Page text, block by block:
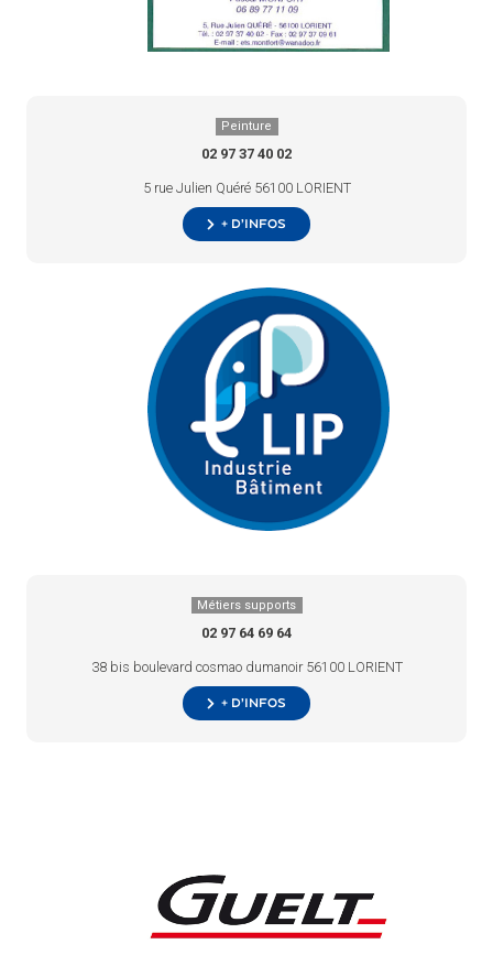
Peinture
02 97 37 40 02
5 rue Julien Quéré 56100 LORIENT
+ d’infos
Métiers supports
02 97 64 69 64
38 bis boulevard cosmao dumanoir 56100 LORIENT
+ d’infos